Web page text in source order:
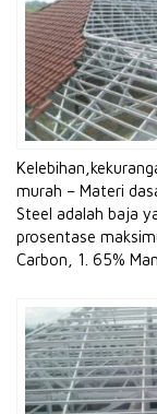
murah – Materi
Steel adalah baja
prosentase
Carbon, 1. 65%